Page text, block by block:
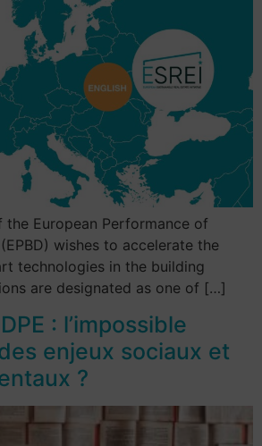
the European Performance of
wishes to accelerate the
technologies in the building
are designated as one of […]
: l’impossible
enjeux sociaux et
?